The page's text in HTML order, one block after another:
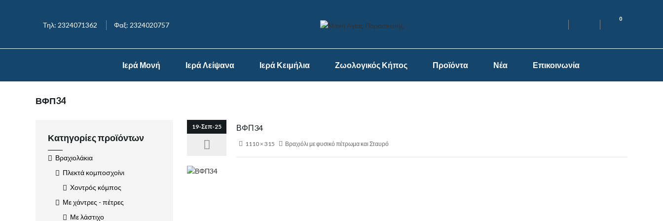
Τηλ: 2324071362 Φαξ: 2324020757
0
Ιερά Μονή Ιερά Λείψανα Ιερά Κειμήλια Ζωολογικός Κήπος Προϊόντα Νέα Επικοινωνία
ΒΦΠ34
19-Σεπ-25 ΒΦΠ34
1110 × 315 Βραχιόλι με φυσικό πέτρωμα και Σταυρό
Κατηγορίες προϊόντων
Βραχιολάκια
Πλεκτά κομποσχοίνι
Χοντρός κόμπος
Με χάντρες - πέτρες
Με λάστιχο